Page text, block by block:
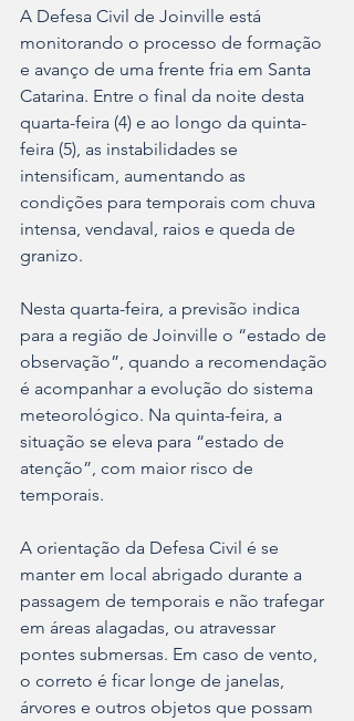
A Defesa Civil de Joinville está
monitorando o processo de formação
e avanço de uma frente fria em Santa
Catarina. Entre o final da noite desta
quarta-feira (4) e ao longo da quinta-
feira (5), as instabilidades se
intensificam, aumentando as
condições para temporais com chuva
intensa, vendaval, raios e queda de
granizo.
Nesta quarta-feira, a previsão indica
para a região de Joinville o “estado de
observação”, quando a recomendação
é acompanhar a evolução do sistema
meteorológico. Na quinta-feira, a
situação se eleva para “estado de
atenção”, com maior risco de
temporais.
A orientação da Defesa Civil é se
manter em local abrigado durante a
passagem de temporais e não trafegar
em áreas alagadas, ou atravessar
pontes submersas. Em caso de vento,
o correto é ficar longe de janelas,
árvores e outros objetos que possam